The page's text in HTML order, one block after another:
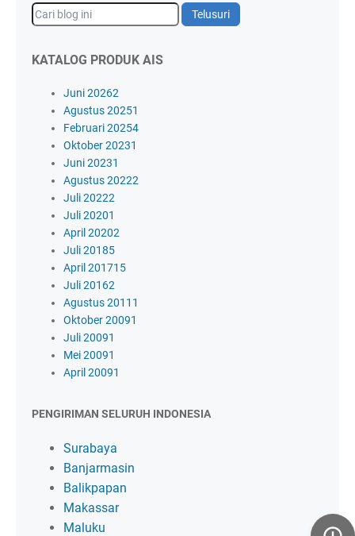
KATALOG PRODUK AIS
Juni 20262
Agustus 20251
Februari 20254
Oktober 20231
Juni 20231
Agustus 20222
Juli 20222
Juli 20201
April 20202
Juli 20185
April 201715
Juli 20162
Agustus 2011 1
Oktober 20091
Juli 20091
Mei 20091
April 20091
PENGIRIMAN SELURUH INDONESIA
Surabaya
Banjarmasin
Balikpapan
Makassar
Maluku